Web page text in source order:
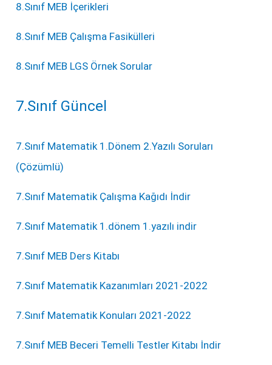
8.Sınıf MEB İçerikleri
8.Sınıf MEB Çalışma Fasikülleri
8.Sınıf MEB LGS Örnek Sorular
7.Sınıf Güncel
7.Sınıf Matematik 1.Dönem 2.Yazılı Soruları
(Çözümlü)
7.Sınıf Matematik Çalışma Kağıdı İndir
7.Sınıf Matematik 1.dönem 1.yazılı indir
7.Sınıf MEB Ders Kitabı
7.Sınıf Matematik Kazanımları 2021-2022
7.Sınıf Matematik Konuları 2021-2022
7.Sınıf MEB Beceri Temelli Testler Kitabı İndir